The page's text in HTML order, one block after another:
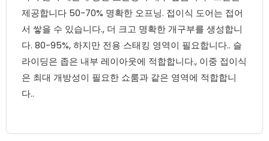
제공합니다 50-70% 명확한 오프닝. 접이식 도어는 접어
서 쌓을 수 있습니다., 더 크고 명확한 개구부를 생성합니
다. 80-95%, 하지만 전용 스태킹 영역이 필요합니다.. 슬
라이딩은 좁은 내부 레이아웃에 적합합니다., 이중 접이식
은 최대 개방성이 필요한 쇼룸과 같은 영역에 적합합니
다..